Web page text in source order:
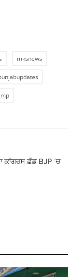
mksnews
ਕਾਂਗਰਸ ਛੱਡ BJP ‘ਚ